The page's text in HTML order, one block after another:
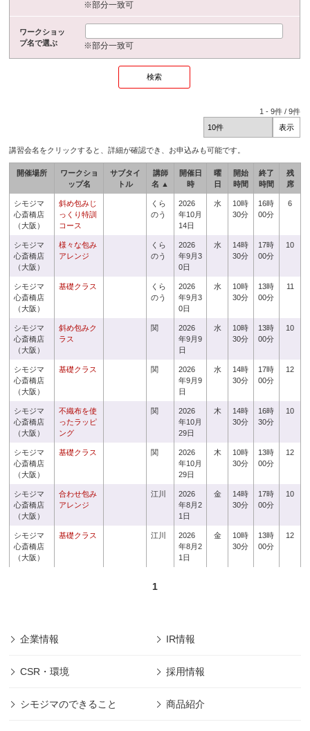
※部分一致可
ワークショッ
プ名で選ぶ
※部分一致可
1 -9件 /9件
講習会名をクリックすると、詳細が確認でき、お申込みも可能です。
開催場所
ワークショ
ップ名
サブタイ
トル
講師
名 ▲
開催日
時
曜
日
開始
時間
終了
時間
残
席
シモジマ
心斎橋店
（大阪）
斜め包みじ
っくり特訓
コース
くら
のう
2026
年10月
14日
水
10時
30分
16時
00分
6
シモジマ
心斎橋店
（大阪）
様々な包み
アレンジ
くら
のう
2026
年9月3
0日
水
14時
30分
17時
00分
10
シモジマ
心斎橋店
（大阪）
基礎クラス
くら
のう
2026
年9月3
0日
水
10時
30分
13時
00分
11
シモジマ
心斎橋店
（大阪）
斜め包みク
ラス
関
2026
年9月9
日
水
10時
30分
13時
00分
10
シモジマ
心斎橋店
（大阪）
基礎クラス 関
2026
年9月9
日
水
14時
30分
17時
00分
12
シモジマ
心斎橋店
（大阪）
不織布を使
ったラッピ
ング
関
2026
年10月
29日
木
14時
30分
16時
30分
10
シモジマ
心斎橋店
（大阪）
基礎クラス 関
2026
年10月
29日
木
10時
30分
13時
00分
12
シモジマ
心斎橋店
（大阪）
合わせ包み
アレンジ
江川
2026
年8月2
1日
金
14時
30分
17時
00分
10
シモジマ
心斎橋店
（大阪）
基礎クラス 江川
2026
年8月2
1日
金
10時
30分
13時
00分
12
1
企業情報 IR情報
CSR・環境 採用情報
シモジマのできること 商品紹介